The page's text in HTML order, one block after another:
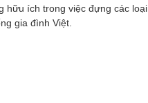
hữu ích trong việc đựng các loại
gia đình Việt.